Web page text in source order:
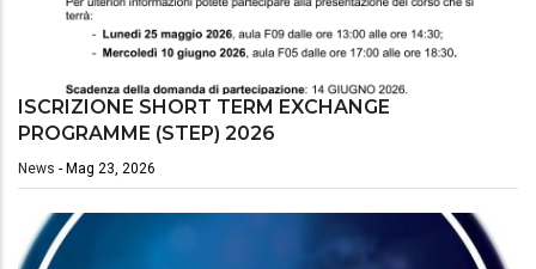
ISCRIZIONE SHORT TERM EXCHANGE
PROGRAMME (STEP) 2026
News - Mag 23, 2026